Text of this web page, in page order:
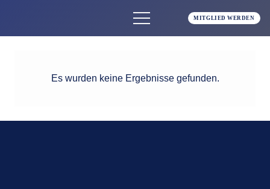
MITGLIED WERDEN
Es wurden keine Ergebnisse gefunden.